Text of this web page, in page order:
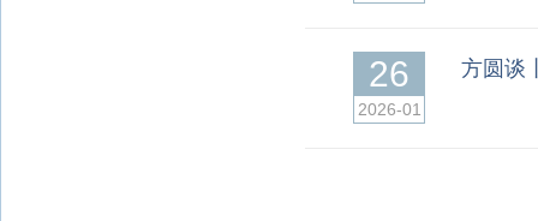
26
2026-01
方圆谈